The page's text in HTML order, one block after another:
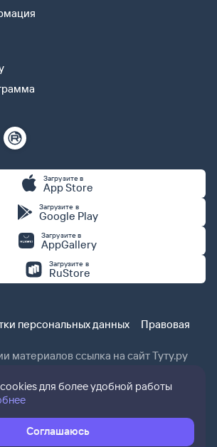
Загрузите в
App Store
Загрузите в
Google Play
Загрузите в
AppGallery
Загрузите в
RuStore
персональных данных
Правовая
материалов ссылка на сайт Туту.ру
для более удобной работы
Соглашаюсь